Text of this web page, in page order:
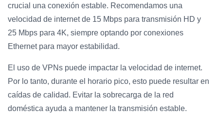
crucial una conexión estable. Recomendamos una
velocidad de internet de 15 Mbps para transmisión HD y
25 Mbps para 4K, siempre optando por conexiones
Ethernet para mayor estabilidad.
El uso de VPNs puede impactar la velocidad de internet.
Por lo tanto, durante el horario pico, esto puede resultar en
caídas de calidad. Evitar la sobrecarga de la red
doméstica ayuda a mantener la transmisión estable.